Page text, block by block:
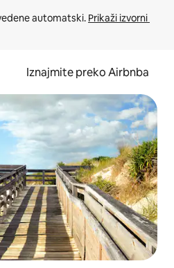
automatski. Prikaži izvorni
Iznajmite preko Airbnba